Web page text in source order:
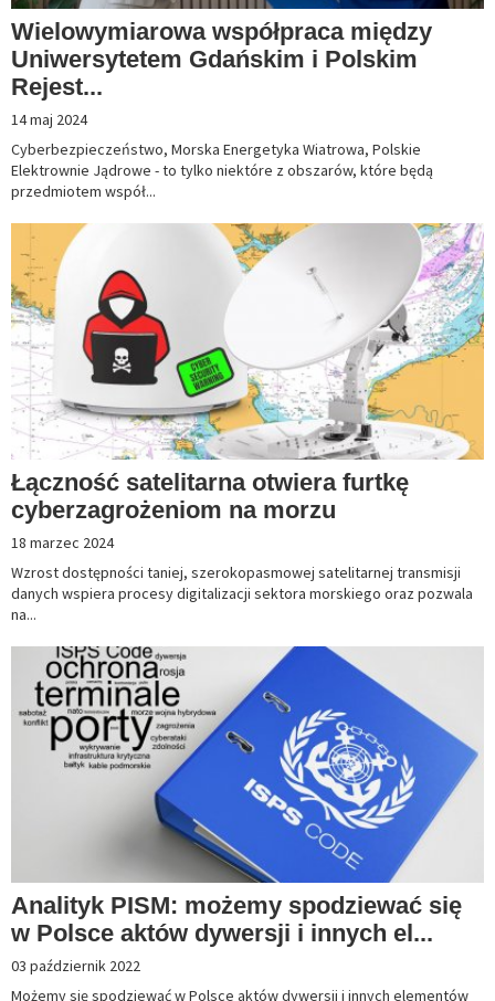
Wielowymiarowa współpraca między
Uniwersytetem Gdańskim i Polskim
Rejest...
14 maj 2024
Cyberbezpieczeństwo, Morska Energetyka Wiatrowa, Polskie
Elektrownie Jądrowe - to tylko niektóre z obszarów, które będą
przedmiotem współ...
Łączność satelitarna otwiera furtkę
cyberzagrożeniom na morzu
18 marzec 2024
Wzrost dostępności taniej, szerokopasmowej satelitarnej transmisji
danych wspiera procesy digitalizacji sektora morskiego oraz pozwala
na...
Analityk PISM: możemy spodziewać się
w Polsce aktów dywersji i innych el...
03 październik 2022
Możemy się spodziewać w Polsce aktów dywersji i innych elementów